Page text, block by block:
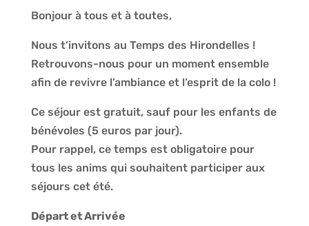
Bonjour à tous et à toutes,
Nous t’invitons au Temps des Hirondelles !
Retrouvons-nous pour un moment ensemble
afin de revivre l’ambiance et l’esprit de la colo !
Ce séjour est gratuit, sauf pour les enfants de
bénévoles (5 euros par jour).
Pour rappel, ce temps est obligatoire pour
tous les anims qui souhaitent participer aux
séjours cet été.
Départ et Arrivée